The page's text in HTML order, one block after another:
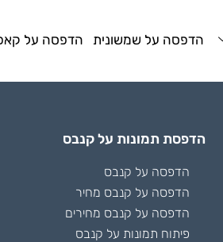
הדפסה על שמשונית הדפסה על
הדפסת תמונות על קנבס
הדפסה על קנבס
הדפסה על קנבס מחיר
הדפסה על קנבס מחירים
פיתוח תמונות על קנבס